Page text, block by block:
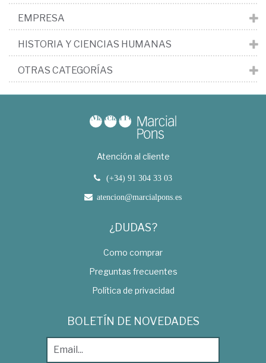
EMPRESA
HISTORIA Y CIENCIAS HUMANAS
OTRAS CATEGORÍAS
Atención al cliente
(+34) 91 304 33 03
atencion@marcialpons.es
¿DUDAS?
Como comprar
Preguntas frecuentes
Política de privacidad
BOLETÍN DE NOVEDADES